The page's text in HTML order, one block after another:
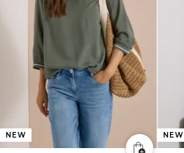
NEW NEW